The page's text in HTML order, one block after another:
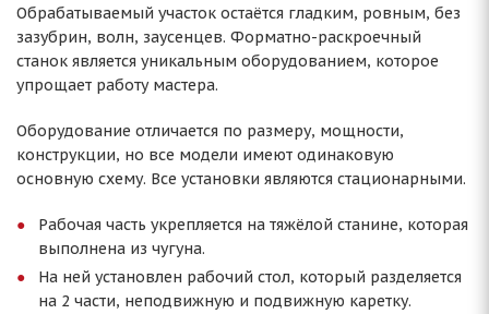
Обрабатываемый участок остаётся гладким, ровным, без
зазубрин, волн, заусенцев. Форматно-раскроечный
станок является уникальным оборудованием, которое
упрощает работу мастера.
Оборудование отличается по размеру, мощности,
конструкции, но все модели имеют одинаковую
основную схему. Все установки являются стационарными.
Рабочая часть укрепляется на тяжёлой станине, которая
выполнена из чугуна.
На ней установлен рабочий стол, который разделяется
на 2 части, неподвижную и подвижную каретку.